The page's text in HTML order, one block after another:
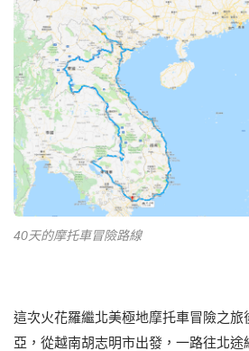
40天的摩托車冒險路線
這次火花羅繼北美極地摩托車冒險之旅
亞，從越南胡志明市出發，一路往北途